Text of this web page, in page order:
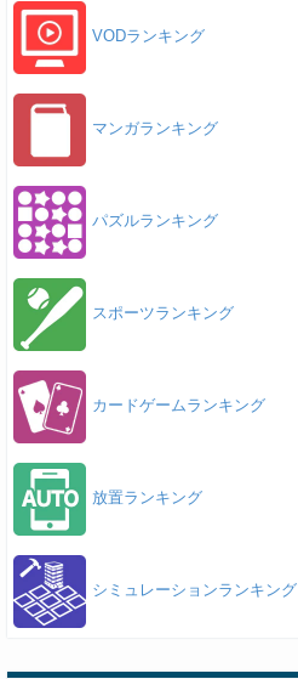
VODランキング
マンガランキング
パズルランキング
スポーツランキング
カードゲームランキング
放置ランキング
シミュレーションランキング